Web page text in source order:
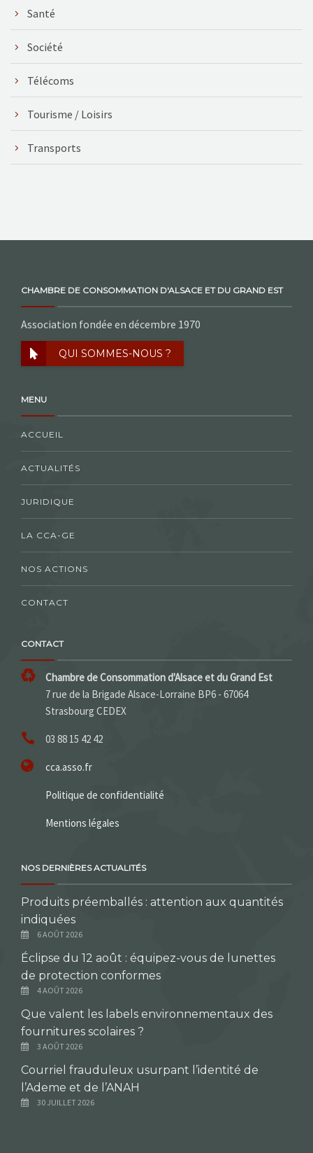
Santé
Société
Télécoms
Tourisme / Loisirs
Transports
CHAMBRE DE CONSOMMATION D'ALSACE ET DU GRAND EST
Association fondée en décembre 1970
QUI SOMMES-NOUS ?
MENU
ACCUEIL
ACTUALITÉS
JURIDIQUE
LA CCA-GE
NOS ACTIONS
CONTACT
CONTACT
Chambre de Consommation d'Alsace et du Grand Est
7 rue de la Brigade Alsace-Lorraine BP6 - 67064
Strasbourg CEDEX
03 88 15 42 42
cca.asso.fr
Politique de confidentialité
Mentions légales
NOS DERNIÈRES ACTUALITÉS
Produits préemballés : attention aux quantités
indiquées
6 AOÛT 2026
Éclipse du 12 août : équipez-vous de lunettes
de protection conformes
4 AOÛT 2026
Que valent les labels environnementaux des
fournitures scolaires ?
3 AOÛT 2026
Courriel frauduleux usurpant l’identité de
l’Ademe et de l’ANAH
30 JUILLET 2026